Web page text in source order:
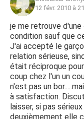
12 févr. 2010 à
je me retrouve
condition sauf que
J'ai accepté le
relation sérieuse,
était réciproque
coup chez l'un un
n'est pas un
à satisfaction.
laisser, si pas
deuxièmement elle